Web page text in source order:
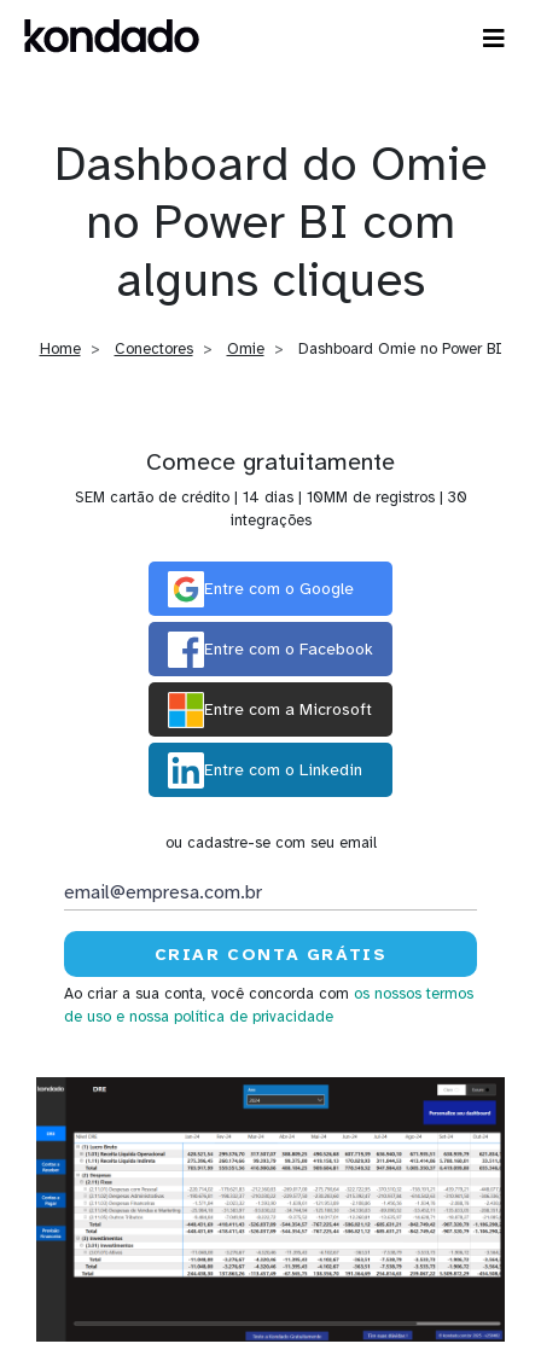
Dashboard do Omie
no Power BI com
alguns cliques
Home Conectores Omie Dashboard Omie no Power BI
Comece gratuitamente
SEM cartão de crédito | 14 dias | 10MM de registros | 30
integrações
Entre com o Google
Entre com o Facebook
Entre com a Microsoft
Entre com o Linkedin
ou cadastre-se com seu email
Ao criar a sua conta, você concorda com os nossos termos
de uso e nossa política de privacidade